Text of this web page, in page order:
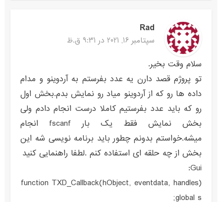
Rad
سپتامبر 16, 2021 در 9:31 ق.ظ
سلام وقت بخیر.
تو پروژم قصد دارن یه عدد بفرستم به آردوینو و مدام
داده ها رو که از آردوینو میاد رو نمایش بدم.بخش اول
رو که باید عدد بفرستیم کاملا درست انجام دادم ولی
بخش نمایش فقط یک بار fscanf انجام
میشه.خواستم بدونم چطور باید برنامه نویسی شه این
بخش از چه حلقه ای استفاده کنم .لطفا راهنمایی کنید
Gui:
function TXD_Callback(hObject, eventdata, handles)
global s;